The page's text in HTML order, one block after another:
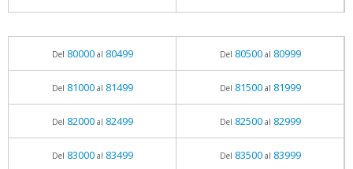
Del 80000al 80499 Del 80500al 80999
Del 81000al 81499 Del 81500al 81999
Del 82000al 82499 Del 82500al 82999
Del 83000al 83499 Del 83500al 83999